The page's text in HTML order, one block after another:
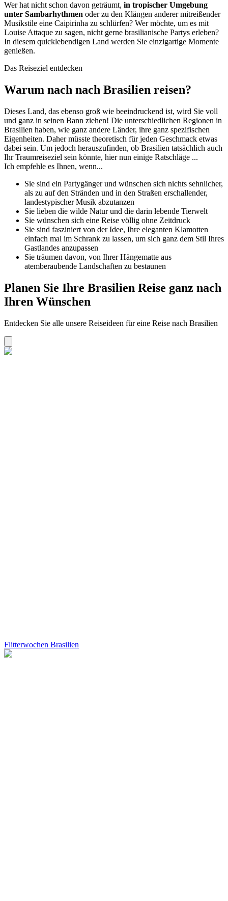
Wer hat nicht schon davon geträumt, in tropischer Umgebung
unter Sambarhythmen oder zu den Klängen anderer mitreißender
Musikstile eine Caipirinha zu schlürfen? Wer möchte, um es mit
Louise Attaque zu sagen, nicht gerne brasilianische Partys erleben?
In diesem quicklebendigen Land werden Sie einzigartige Momente
genießen.
Das Reiseziel entdecken
Warum nach nach Brasilien reisen?
Dieses Land, das ebenso groß wie beeindruckend ist, wird Sie voll
und ganz in seinen Bann ziehen! Die unterschiedlichen Regionen in
Brasilien haben, wie ganz andere Länder, ihre ganz spezifischen
Eigenheiten. Daher müsste theoretisch für jeden Geschmack etwas
dabei sein. Um jedoch herauszufinden, ob Brasilien tatsächlich auch
Ihr Traumreiseziel sein könnte, hier nun einige Ratschläge ...
Ich empfehle es Ihnen, wenn...
Sie sind ein Partygänger und wünschen sich nichts sehnlicher,
als zu auf den Stränden und in den Straßen erschallender,
landestypischer Musik abzutanzen
Sie lieben die wilde Natur und die darin lebende Tierwelt
Sie wünschen sich eine Reise völlig ohne Zeitdruck
Sie sind fasziniert von der Idee, Ihre eleganten Klamotten
einfach mal im Schrank zu lassen, um sich ganz dem Stil Ihres
Gastlandes anzupassen
Sie träumen davon, von Ihrer Hängematte aus
atemberaubende Landschaften zu bestaunen
Planen Sie Ihre Brasilien Reise ganz nach
Ihren Wünschen
Entdecken Sie alle unsere Reiseideen für eine Reise nach Brasilien
Flitterwochen Brasilien